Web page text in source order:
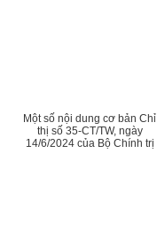
Một số nội dung cơ bản Chỉ
thị số 35-CT/TW, ngày
14/6/2024 của Bộ Chính trị